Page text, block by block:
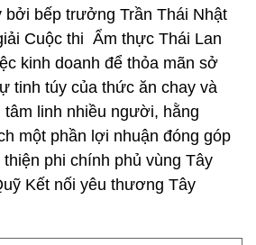
bởi bếp trưởng Trần Thái Nhật
Cuộc thi Ẩm thực Thái Lan
kinh doanh để thỏa mãn sở
tinh túy của thức ăn chay và
tâm linh nhiều người, hằng
một phần lợi nhuận đóng góp
phi chính phủ vùng Tây
Kết nối yêu thương Tây